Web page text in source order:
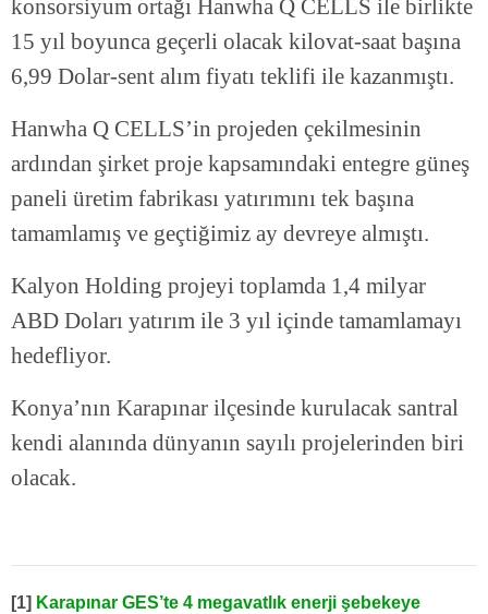
konsorsiyum ortağı Hanwha Q CELLS ile birlikte
15 yıl boyunca geçerli olacak kilovat-saat başına
6,99 Dolar-sent alım fiyatı teklifi ile kazanmıştı.
Hanwha Q CELLS’in projeden çekilmesinin
ardından şirket proje kapsamındaki entegre güneş
paneli üretim fabrikası yatırımını tek başına
tamamlamış ve geçtiğimiz ay devreye almıştı.
Kalyon Holding projeyi toplamda 1,4 milyar
ABD Doları yatırım ile 3 yıl içinde tamamlamayı
hedefliyor.
Konya’nın Karapınar ilçesinde kurulacak santral
kendi alanında dünyanın sayılı projelerinden biri
olacak.
[1] Karapınar GES’te 4 megavatlık enerji şebekeye